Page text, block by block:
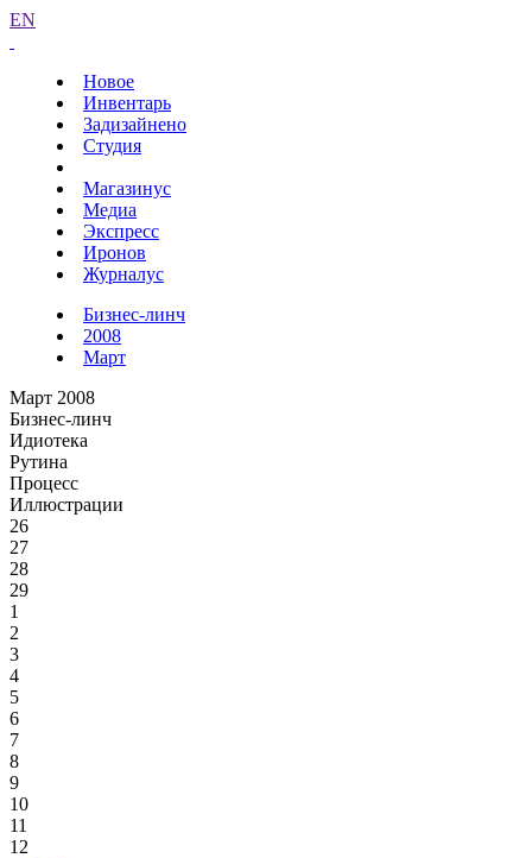
EN
Новое
Инвентарь
Задизайнено
Студия
Магазинус
Медиа
Экспресс
Иронов
Журналус
Бизнес-линч
2008
Март
Март 2008
Бизнес-линч
Идиотека
Рутина
Процесс
Иллюстрации
26
27
28
29
1
2
3
4
5
6
7
8
9
10
11
12